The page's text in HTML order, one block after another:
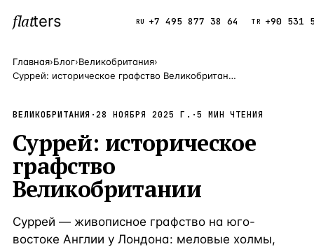
flatters RU +7 495 877 38 64 TR +90 531
Турция —Страна 9 143
Россия —Страна 8 554
Испания — Страна
Кипр —Страна
Таиланд —Страна 2 948
Главная›Блог›Великобритания›
Суррей: историческое графство Великобритании
ВЕЛИКОБРИТАНИЯ ·28 НОЯБРЯ 2025 Г. ·5 МИН ЧТЕНИЯ
Суррей: историческое
графство
Великобритании
Суррей — живописное графство на юго-
востоке Англии у Лондона: меловые холмы,